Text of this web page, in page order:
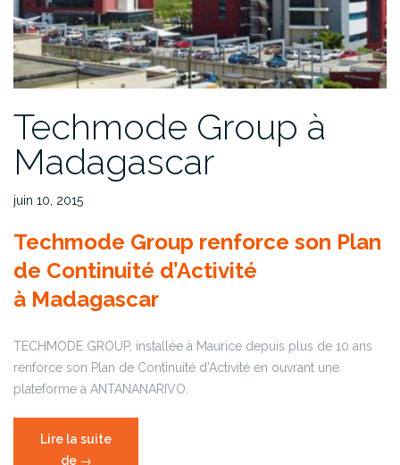
Techmode Group à
Madagascar
juin 10, 2015
Techmode Group renforce son Plan
de Continuité d’Activité
à Madagascar
TECHMODE GROUP, installée à Maurice depuis plus de 10 ans
renforce son Plan de Continuité d’Activité en ouvrant une
plateforme à ANTANANARIVO.
Lire la suite
de « Techmode
→